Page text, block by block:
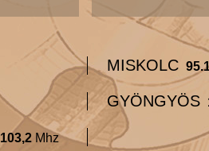
MISKOLC
GYÖNGYÖS
103,2 Mhz